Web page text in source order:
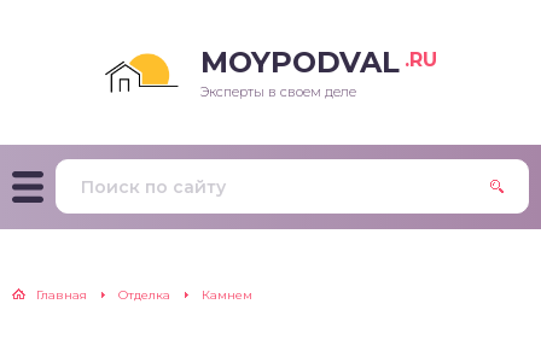
MOYPODVAL .RU
Эксперты в своем деле
Главная Отделка Камнем